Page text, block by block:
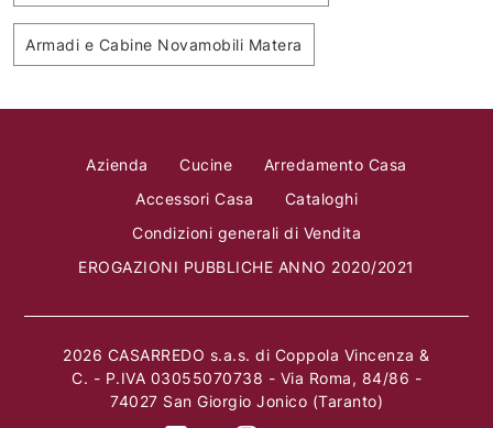
Armadi e Cabine Novamobili Matera
Azienda Cucine
Arredamento Casa
Accessori Casa
Cataloghi
Condizioni generali di Vendita
EROGAZIONI PUBBLICHE ANNO 2020/2021
2026 CASARREDO s.a.s. di Coppola Vincenza &
C. - P.IVA 03055070738 - Via Roma, 84/86 -
74027 San Giorgio Jonico (Taranto)